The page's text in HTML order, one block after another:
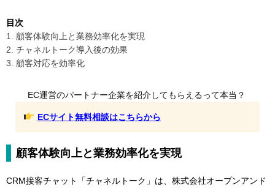
目次
1. 顧客体験向上と業務効率化を実現
2. チャネルトーク導入後の効果
3. 顧客対応を効率化
EC運営のパートナー企業を紹介してもらえるって本当？
ECサイト無料相談はこちらから
顧客体験向上と業務効率化を実現
CRM接客チャット「チャネルトーク」は、株式会社オープンアンド